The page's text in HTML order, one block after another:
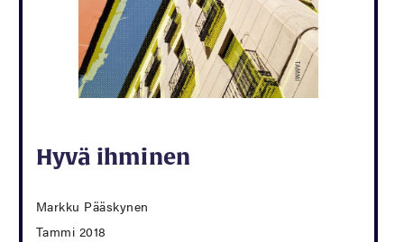
Hyvä ihminen
Markku Pääskynen
Tammi 2018